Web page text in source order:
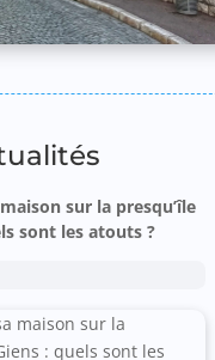
sur la presqu’île
sont les atouts ?